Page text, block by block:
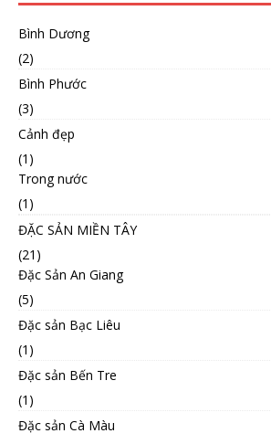
Bình Dương
(2)
Bình Phước
(3)
Cảnh đẹp
(1)
Trong nước
(1)
ĐẶC SẢN MIỀN TÂY
(21)
Đặc Sản An Giang
(5)
Đặc sản Bạc Liêu
(1)
Đặc sản Bến Tre
(1)
Đặc sản Cà Màu